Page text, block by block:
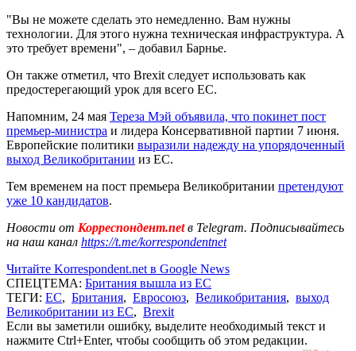
"Вы не можете сделать это немедленно. Вам нужны
технологии. Для этого нужна техническая инфраструктура. А
это требует времени", – добавил Барнье.
Он также отметил, что Brexit следует использовать как
предостерегающий урок для всего ЕС.
Напомним, 24 мая Тереза Мэй объявила, что покинет пост
премьер-министра и лидера Консервативной партии 7 июня.
Европейские политики выразили надежду на упорядоченный
выход Великобритании из ЕС.
Тем временем на пост премьера Великобритании претендуют
уже 10 кандидатов.
Новости от Корреспондент.netв Telegram. Подписывайтесь
на наш канал https://t.me/korrespondentnet
Читайте Korrespondent.net в Google News
СПЕЦТЕМА: Британия вышла из ЕС
ТЕГИ: ЕС, Британия, Евросоюз, Великобритания, выход
Великобритании из ЕС, Brexit
Если вы заметили ошибку, выделите необходимый текст и
нажмите Ctrl+Enter, чтобы сообщить об этом редакции.